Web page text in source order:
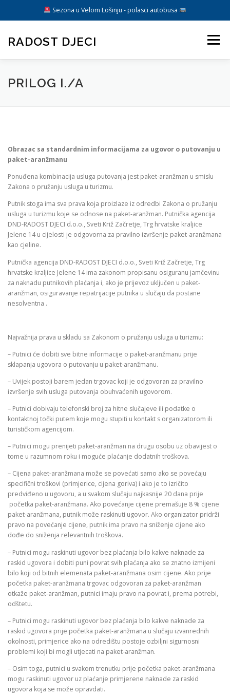
Sezona u Velom Lošinju - polasci autobusa
sadržaj
RADOST DJECI Izbornik
ARANŽMANI O NAMA
PRILOG I./A
Obrazac sa standardnim informacijama za ugovor o putovanju u
paket-aranžmanu
Ponuđena kombinacija usluga putovanja jest paket-aranžman u smislu
Zakona o pružanju usluga u turizmu.
Putnik stoga ima sva prava koja proizlaze iz odredbi Zakona o pružanju
usluga u turizmu koje se odnose na paket-aranžman. Putnička agencija
DND-RADOST DJECI d.o.o., Sveti Križ Začretje, Trg hrvatske kraljice
Jelene 14 u cijelosti je odgovorna za pravilno izvršenje paket-aranžmana
kao cjeline.
Putnička agencija DND-RADOST DJECI d.o.o., Sveti Križ Začretje, Trg
hrvatske kraljice Jelene 14 ima zakonom propisanu osiguranu jamčevinu
za naknadu putnikovih plaćanja i, ako je prijevoz uključen u paket-
aranžman, osiguravanje repatrijacije putnika u slučaju da postane
nesolventna .
Najvažnija prava u skladu sa Zakonom o pružanju usluga u turizmu:
– Putnici će dobiti sve bitne informacije o paket-aranžmanu prije
sklapanja ugovora o putovanju u paket-aranžmanu.
– Uvijek postoji barem jedan trgovac koji je odgovoran za pravilno
izvršenje svih usluga putovanja obuhvaćenih ugovorom.
– Putnici dobivaju telefonski broj za hitne slučajeve ili podatke o
kontaktnoj točki putem koje mogu stupiti u kontakt s organizatorom ili
turističkom agencijom.
– Putnici mogu prenijeti paket-aranžman na drugu osobu uz obavijest o
tome u razumnom roku i moguće plaćanje dodatnih troškova.
– Cijena paket-aranžmana može se povećati samo ako se povećaju
specifični troškovi (primjerice, cijena goriva) i ako je to izričito
predviđeno u ugovoru, a u svakom slučaju najkasnije 20 dana prije
početka paket-aranžmana. Ako povećanje cijene premašuje 8 % cijene
paket-aranžmana, putnik može raskinuti ugovor. Ako organizator pridrži
pravo na povećanje cijene, putnik ima pravo na sniženje cijene ako
dođe do sniženja relevantnih troškova.
– Putnici mogu raskinuti ugovor bez plaćanja bilo kakve naknade za
raskid ugovora i dobiti puni povrat svih plaćanja ako se znatno izmijeni
bilo koji od bitnih elemenata paket-aranžmana osim cijene. Ako prije
početka paket-aranžmana trgovac odgovoran za paket-aranžman
otkaže paket-aranžman, putnici imaju pravo na povrat i, prema potrebi,
odštetu.
– Putnici mogu raskinuti ugovor bez plaćanja bilo kakve naknade za
raskid ugovora prije početka paket-aranžmana u slučaju izvanrednih
okolnosti, primjerice ako na odredištu postoje ozbiljni sigurnosni
problemi koji bi mogli utjecati na paket-aranžman.
– Osim toga, putnici u svakom trenutku prije početka paket-aranžmana
mogu raskinuti ugovor uz plaćanje primjerene naknade za raskid
ugovora koja se može opravdati.